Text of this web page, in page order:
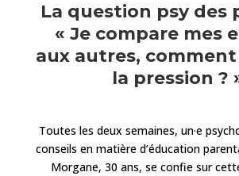
La question psy des
« Je compare mes
aux autres,
la pression ?
Toutes les deux semaines, un·e
conseils en matière d’éducation
Morgane, 30 ans, se confie sur